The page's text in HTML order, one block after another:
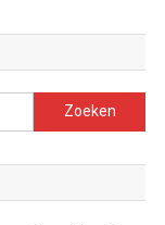
Zoeken
naar: